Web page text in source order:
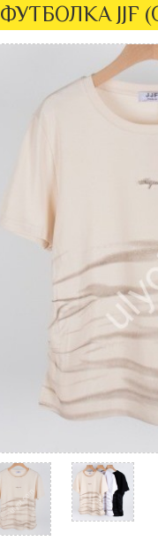
ФУТБОЛКА JJF